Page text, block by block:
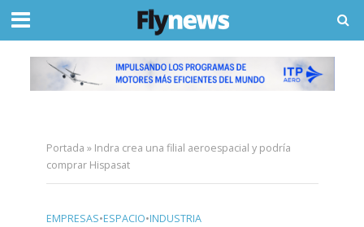
Portada » Indra crea una filial aeroespacial y podría
comprar Hispasat
EMPRESAS•ESPACIO•INDUSTRIA